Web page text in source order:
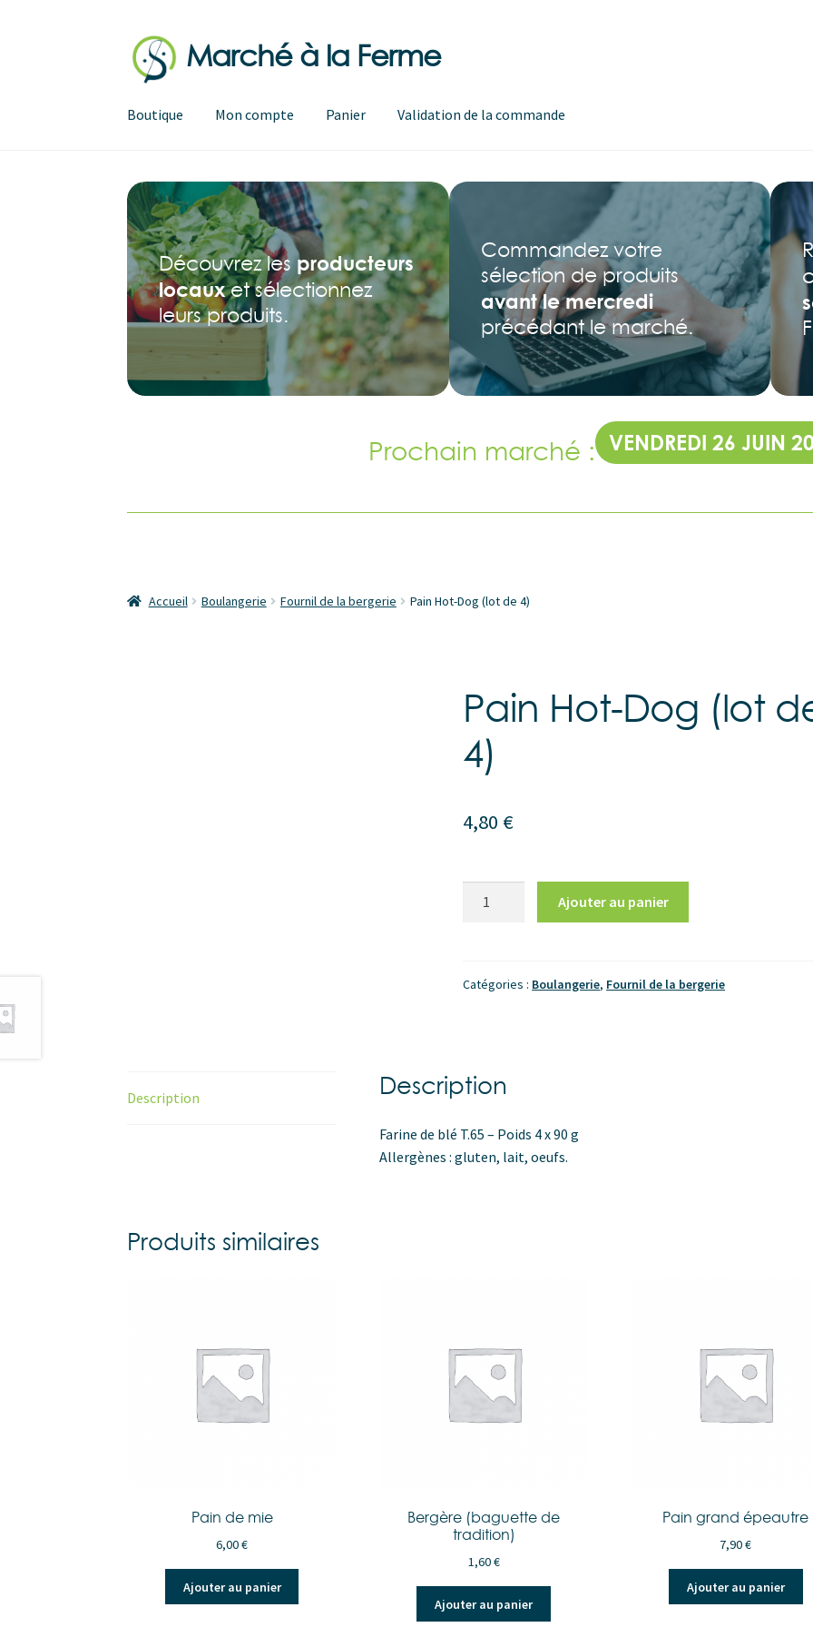
Aller
à
navigation
Aller
au
Marché à la Ferme
Boutique Mon compte Panier Validation de la commande
Découvrez lesproducteurs
locauxet sélectionnez
leurs produits.
Commandez votre
sélection de produits
avant le mercredi
précédant le marché.
Prochain marché : VENDREDI 26 JUIN
Accueil Boulangerie Fournil de la bergerie Pain Hot-Dog (lot de 4)
Pain Hot-Dog (lot
4)
4,80 €
Dog
Ajouter au panier
Catégories : Boulangerie, Fournil de la bergerie
Description Description
Farine de blé T.65 – Poids 4 x 90 g
Allergènes : gluten, lait, oeufs.
Produits similaires
Pain de mie
6,00€
Ajouter au panier
Bergère (baguette de
tradition)
1,60€
Ajouter au panier
Pain grand épeautre
7,90€
Ajouter au panier